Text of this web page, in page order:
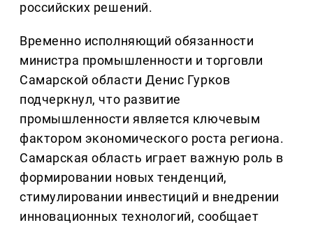
российских решений.
Временно исполняющий обязанности
министра промышленности и торговли
Самарской области Денис Гурков
подчеркнул, что развитие
промышленности является ключевым
фактором экономического роста региона.
Самарская область играет важную роль в
формировании новых тенденций,
стимулировании инвестиций и внедрении
инновационных технологий, сообщает